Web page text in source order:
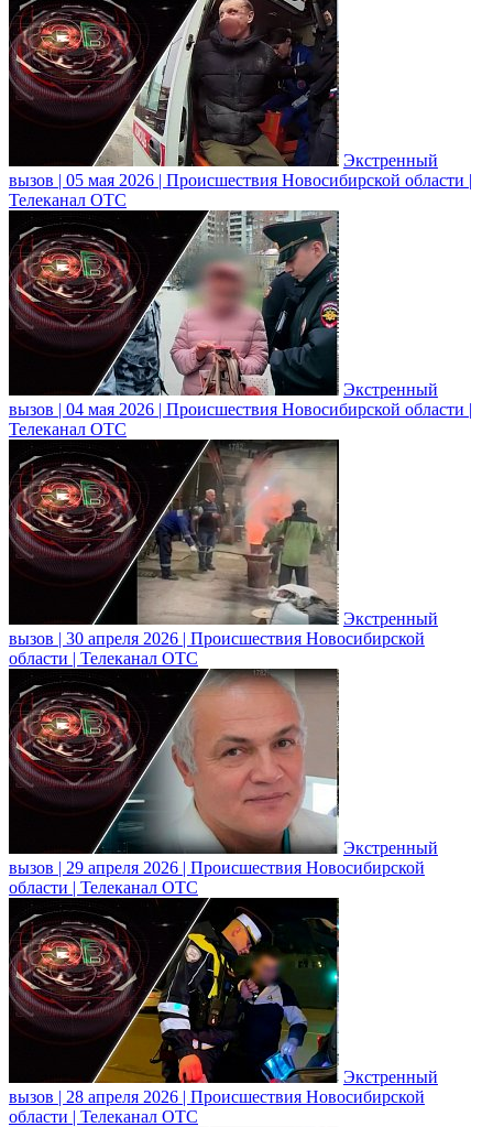
Экстренный
вызов | 05 мая 2026 | Происшествия Новосибирской области |
Телеканал ОТС
Экстренный
вызов | 04 мая 2026 | Происшествия Новосибирской области |
Телеканал ОТС
Экстренный
вызов | 30 апреля 2026 | Происшествия Новосибирской
области | Телеканал ОТС
Экстренный
вызов | 29 апреля 2026 | Происшествия Новосибирской
области | Телеканал ОТС
Экстренный
вызов | 28 апреля 2026 | Происшествия Новосибирской
области | Телеканал ОТС